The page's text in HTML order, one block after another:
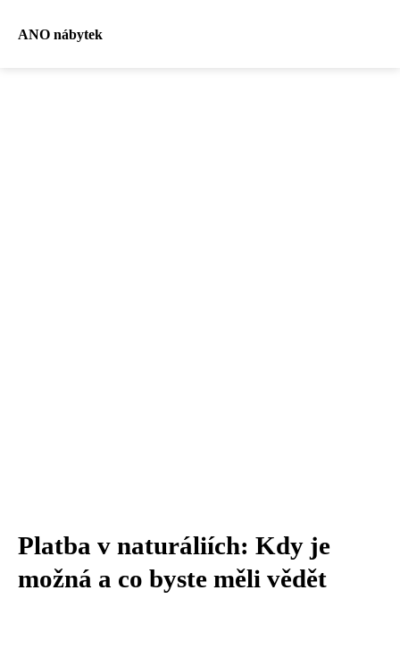
ANO nábytek
Platba v naturáliích: Kdy je
možná a co byste měli vědět